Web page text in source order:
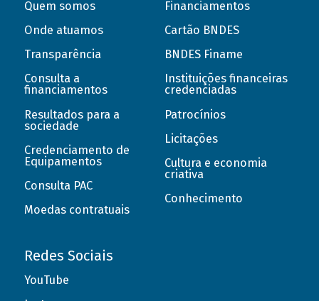
Quem somos
Onde atuamos
Transparência
Consulta a
financiamentos
Resultados para a
sociedade
Credenciamento de
Equipamentos
Consulta PAC
Moedas contratuais
Financiamentos
Cartão BNDES
BNDES Finame
Instituições financeiras
credenciadas
Patrocínios
Licitações
Cultura e economia
criativa
Conhecimento
Redes Sociais
YouTube